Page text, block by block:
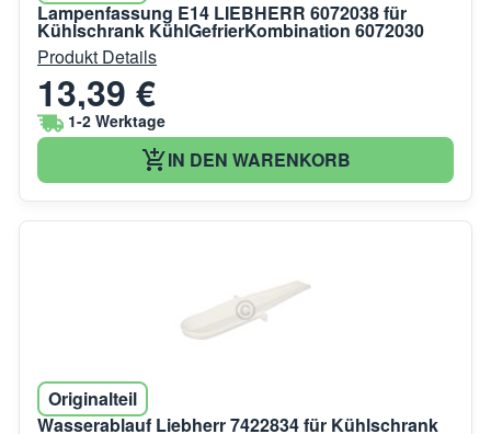
Lampenfassung E14 LIEBHERR 6072038 für
Kühlschrank KühlGefrierKombination 6072030
Produkt Details
13,39 €
1-2 Werktage
IN DEN WARENKORB
Originalteil
Wasserablauf Liebherr 7422834 für Kühlschrank